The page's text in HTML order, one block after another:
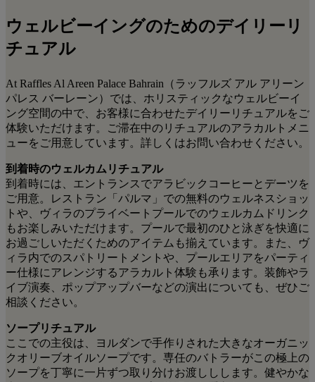
ウェルビーイングのためのデイリーリ
チュアル
At Raffles Al Areen Palace Bahrain（ラッフルズ アル アリーン
パレス バーレーン）では、ホリスティックなウェルビーイ
ング空間の中で、お客様に合わせたデイリーリチュアルをご
体験いただけます。ご滞在中のリチュアルのアラカルトメニ
ューをご用意しています。詳しくはお問い合わせください。
到着時のウェルカムリチュアル
到着時には、エントランスでアラビックコーヒーとデーツを
ご用意。レストラン「パルマ」での無料のウェルネスショッ
トや、ヴィラのプライベートプールでのウェルカムドリンク
もお楽しみいただけます。プールで最初のひと泳ぎを快適に
お過ごしいただくためのアイテムも揃えています。また、ヴ
ィラ内でのスパトリートメントや、プールエリアをパーティ
ー仕様にアレンジするアラカルト体験も承ります。装飾やラ
イブ演奏、ポップアップバーなどの演出についても、ぜひご
相談ください。
ソープリチュアル
ここでの主役は、ヨルダンで手作りされた大きなオーガニッ
クオリーブオイルソープです。専任のバトラーがこの極上の
ソープを丁寧に一片ずつ取り分けお渡ししします。健やかな